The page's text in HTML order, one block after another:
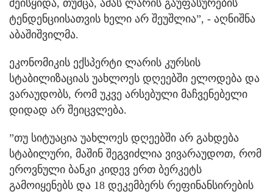
შეისყიდა, თუმცა, ამას ლარის გაუფასურების
ტენდენციისათვის ხელი არ შეუშლია”, - აღნიშნა
აბაშიშვილმა.
ეკონომიკის ექსპერტი ლარის კურსის
სტაბილიზაციას უახლოეს დღეებში ელოდება და
ვარაუდობს, რომ უკვე არსებული მაჩვენებელი
დიდად არ შეიცვლება.
”თუ სიტუაცია უახლოეს დღეებში არ გახდება
სტაბილური, მაშინ შეგვიძლია ვივარაუდოთ, რომ
ეროვნული ბანკი კიდევ ერთ ბერკეტს
გამოიყენებს და 18 დეკემბერს რეფინანსირების